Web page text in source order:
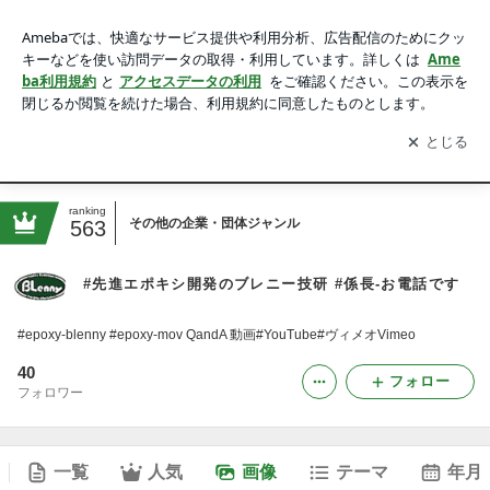
アプリをダウンロードして ブログの更新通知
を受け取りまし
ょう。
開く
ranking
563 その他の企業・団体ジャンル
#先進エポキシ開発のブレニー技研 #係長-お電話です
#epoxy-blenny #epoxy-mov QandA 動画#YouTube#ヴィメオVimeo
40
フォロワー
フォロー
一覧 人気 画像 テーマ 年月